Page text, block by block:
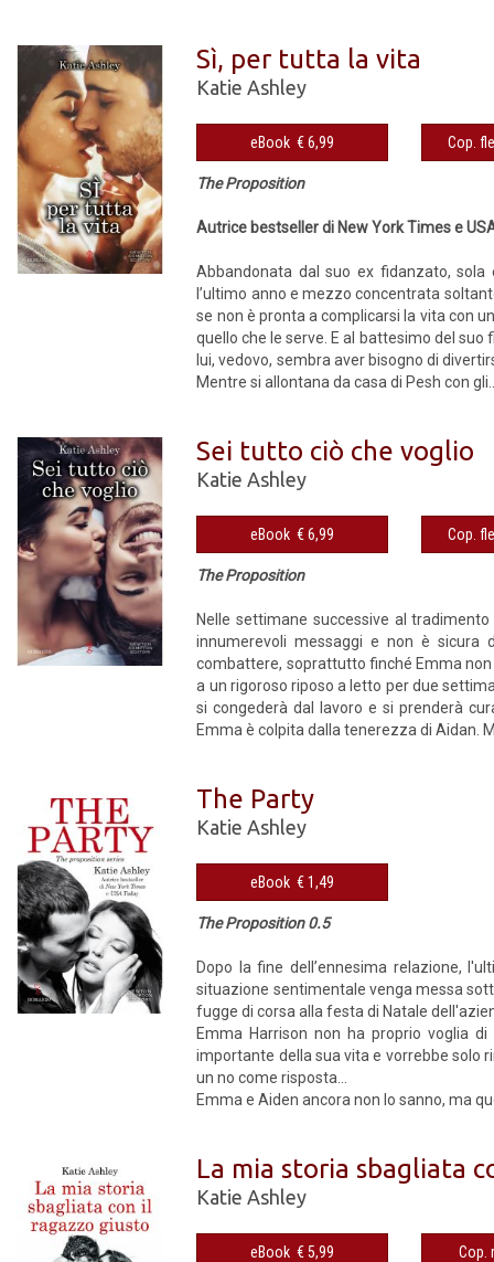
Sì, per tutta la vita
Katie Ashley
eBook € 6,99
The Proposition
Autrice bestseller di New York Times e
Abbandonata dal suo ex fidanzato, sola
l’ultimo anno e mezzo concentrata
se non è pronta a complicarsi la vita con
quello che le serve. E al battesimo del
lui, vedovo, sembra aver bisogno di
Mentre si allontana da casa di Pesh con
Sei tutto ciò che voglio
Katie Ashley
eBook € 6,99
The Proposition
Nelle settimane successive al
innumerevoli messaggi e non è sicura
combattere, soprattutto finché Emma
a un rigoroso riposo a letto per due
si congederà dal lavoro e si prenderà
Emma è colpita dalla tenerezza di Aidan.
The Party
Katie Ashley
eBook € 1,49
The Proposition 0.5
Dopo la fine dell’ennesima relazione,
situazione sentimentale venga messa
fugge di corsa alla festa di Natale
Emma Harrison non ha proprio voglia
importante della sua vita e vorrebbe solo
un no come risposta...
Emma e Aiden ancora non lo sanno, ma
La mia storia sbagliata
Katie Ashley
eBook € 5,99